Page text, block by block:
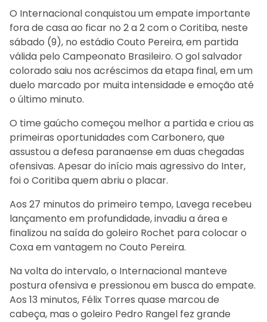
O Internacional conquistou um empate importante
fora de casa ao ficar no 2 a 2 com o Coritiba, neste
sábado (9), no estádio Couto Pereira, em partida
válida pelo Campeonato Brasileiro. O gol salvador
colorado saiu nos acréscimos da etapa final, em um
duelo marcado por muita intensidade e emoção até
o último minuto.
O time gaúcho começou melhor a partida e criou as
primeiras oportunidades com Carbonero, que
assustou a defesa paranaense em duas chegadas
ofensivas. Apesar do início mais agressivo do Inter,
foi o Coritiba quem abriu o placar.
Aos 27 minutos do primeiro tempo, Lavega recebeu
lançamento em profundidade, invadiu a área e
finalizou na saída do goleiro Rochet para colocar o
Coxa em vantagem no Couto Pereira.
Na volta do intervalo, o Internacional manteve
postura ofensiva e pressionou em busca do empate.
Aos 13 minutos, Félix Torres quase marcou de
cabeça, mas o goleiro Pedro Rangel fez grande